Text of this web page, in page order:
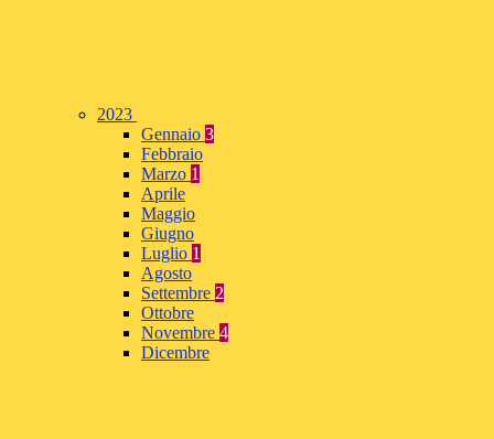
2023
Gennaio 3
Febbraio
Marzo 1
Aprile
Maggio
Giugno
Luglio 1
Agosto
Settembre 2
Ottobre
Novembre 4
Dicembre